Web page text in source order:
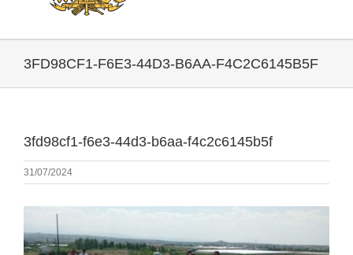
3FD98CF1-F6E3-44D3-B6AA-F4C2C6145B5F
3fd98cf1-f6e3-44d3-b6aa-f4c2c6145b5f
31/07/2024